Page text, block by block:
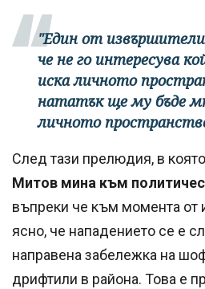
"Един от
че не го интересува
иска личното
нататък ще му бъде
личното
След тази прелюдия, в
Митов мина към
въпреки че към момента от
ясно, че нападението се е
направена забележка на
дрифтили в района. Това е